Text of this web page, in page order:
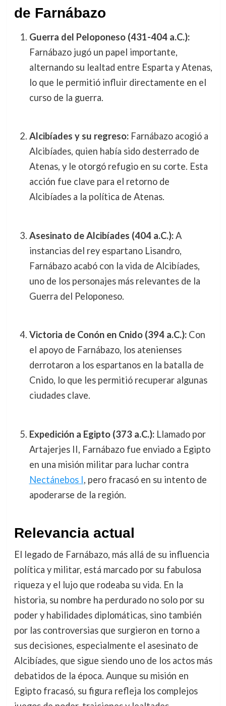
de Farnábazo
Guerra del Peloponeso (431-404 a.C.):
Farnábazo jugó un papel importante,
alternando su lealtad entre Esparta y Atenas,
lo que le permitió influir directamente en el
curso de la guerra.
Alcibíades y su regreso:Farnábazo acogió a
Alcibíades, quien había sido desterrado de
Atenas, y le otorgó refugio en su corte. Esta
acción fue clave para el retorno de
Alcibíades a la política de Atenas.
Asesinato de Alcibíades (404 a.C.):A
instancias del rey espartano Lisandro,
Farnábazo acabó con la vida de Alcibíades,
uno de los personajes más relevantes de la
Guerra del Peloponeso.
Victoria de Conón en Cnido (394 a.C.):Con
el apoyo de Farnábazo, los atenienses
derrotaron a los espartanos en la batalla de
Cnido, lo que les permitió recuperar algunas
ciudades clave.
Expedición a Egipto (373 a.C.):Llamado por
Artajerjes II, Farnábazo fue enviado a Egipto
en una misión militar para luchar contra
Nectánebos I, pero fracasó en su intento de
apoderarse de la región.
Relevancia actual
El legado de Farnábazo, más allá de su influencia
política y militar, está marcado por su fabulosa
riqueza y el lujo que rodeaba su vida. En la
historia, su nombre ha perdurado no solo por su
poder y habilidades diplomáticas, sino también
por las controversias que surgieron en torno a
sus decisiones, especialmente el asesinato de
Alcibíades, que sigue siendo uno de los actos más
debatidos de la época. Aunque su misión en
Egipto fracasó, su figura refleja los complejos